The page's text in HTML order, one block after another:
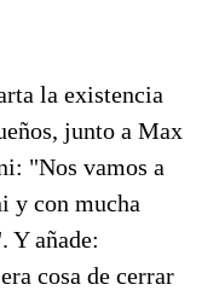
la existencia
junto a Max
"Nos vamos a
y con mucha
Y añade:
cosa de cerrar